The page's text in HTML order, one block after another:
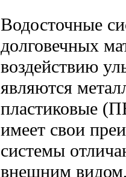
Водосточные
долговечных
воздействию
являются
пластиковые
имеет свои
системы
внешним